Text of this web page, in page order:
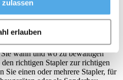
zulassen
erlauben
Ort. Stapler. Alles passt!
wenn Sie es sind.
wann und wo zu bewältigen
richtigen Stapler zur richtigen
Sie einen oder mehrere Stapler, für